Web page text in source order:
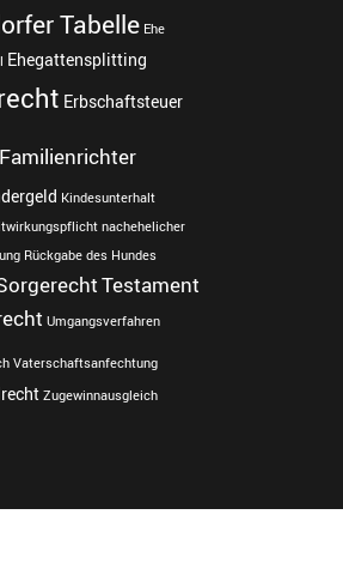
Tabelle Ehe
Ehegattensplitting
Erbschaftsteuer
Familienrichter
Kindesunterhalt
nachehelicher
Rückgabe des Hundes
Testament
Umgangsverfahren
Vaterschaftsanfechtung
Zugewinnausgleich